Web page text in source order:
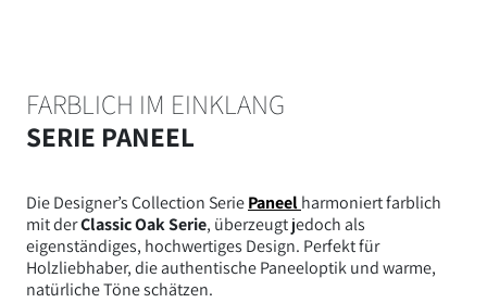
FARBLICH IM EINKLANG
SERIE PANEEL
Die Designer’s Collection SeriePaneelharmoniert farblich
mit derClassic Oak Serie, überzeugt jedoch als
eigenständiges, hochwertiges Design. Perfekt für
Holzliebhaber, die authentische Paneeloptik und warme,
natürliche Töne schätzen.